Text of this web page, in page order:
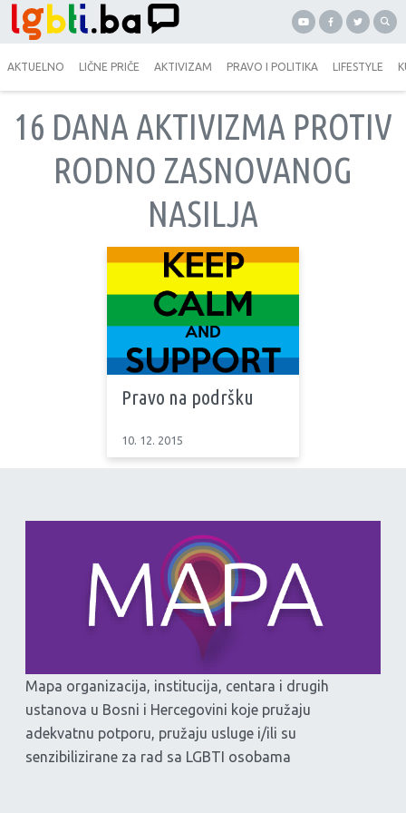
AKTUELNO LIČNE PRIČE AKTIVIZAM PRAVO I POLITIKA LIFESTYLE
16 DANA AKTIVIZMA PROTIV
RODNO ZASNOVANOG
NASILJA
Pravo na podršku
10. 12. 2015
Mapa organizacija, institucija, centara i drugih
ustanova u Bosni i Hercegovini koje pružaju
adekvatnu potporu, pružaju usluge i/ili su
senzibilizirane za rad sa LGBTI osobama